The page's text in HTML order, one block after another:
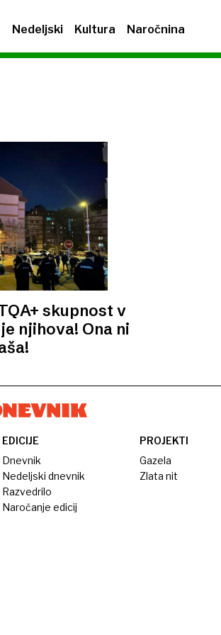
Nedeljski Kultura Naročnina
skupnost v
njihova! Ona ni
EDICIJE
Dnevnik
Nedeljski dnevnik
Razvedrilo
Naročanje edicij
PROJEKTI
Gazela
Zlata nit